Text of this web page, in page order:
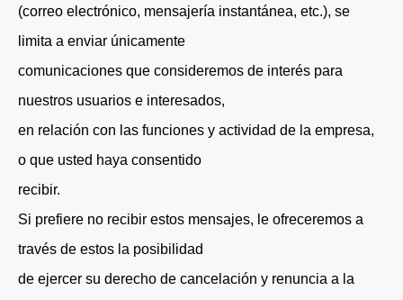
(correo electrónico, mensajería instantánea, etc.), se
limita a enviar únicamente
comunicaciones que consideremos de interés para
nuestros usuarios e interesados,
en relación con las funciones y actividad de la empresa,
o que usted haya consentido
recibir.
Si prefiere no recibir estos mensajes, le ofreceremos a
través de estos la posibilidad
de ejercer su derecho de cancelación y renuncia a la